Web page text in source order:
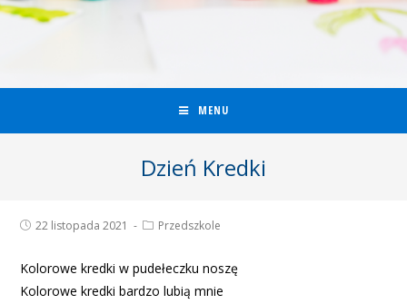
MENU
Dzień Kredki
22 listopada 2021 Przedszkole
Kolorowe kredki w pudełeczku noszę
Kolorowe kredki bardzo lubią mnie